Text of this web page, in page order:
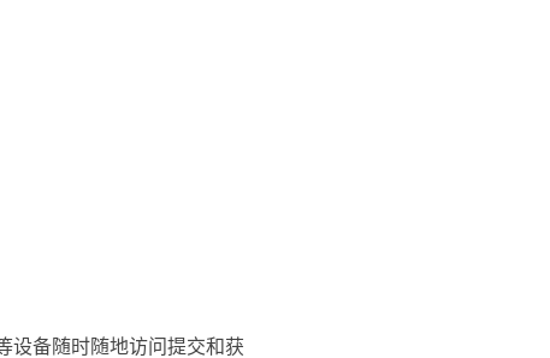
设备随时随地访问提交和获